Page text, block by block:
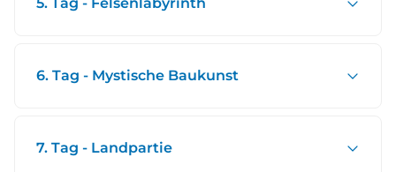
6. Tag - Mystische Baukunst
7. Tag - Landpartie